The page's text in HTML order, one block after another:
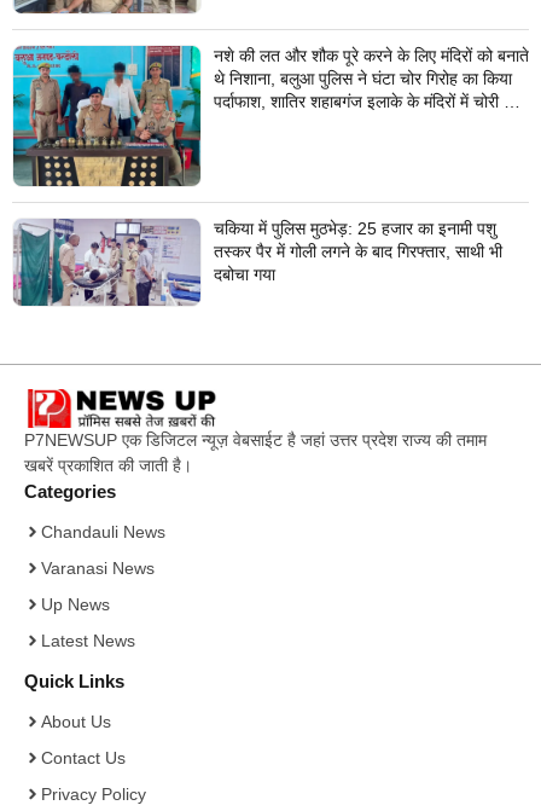
नशे की लत और शौक पूरे करने के लिए मंदिरों को बनाते
थे निशाना, बलुआ पुलिस ने घंटा चोर गिरोह का किया
पर्दाफाश, शातिर शहाबगंज इलाके के मंदिरों में चोरी की
चकिया में पुलिस मुठभेड़: 25 हजार का इनामी पशु
तस्कर पैर में गोली लगने के बाद गिरफ्तार, साथी भी
दबोचा गया
P7NEWSUP एक डिजिटल न्यूज़ वेबसाईट है जहां उत्तर प्रदेश राज्य की तमाम
खबरें प्रकाशित की जाती है।
Categories
Chandauli News
Varanasi News
Up News
Latest News
Quick Links
About Us
Contact Us
Privacy Policy